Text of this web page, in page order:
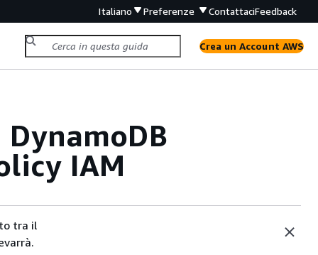
Italiano Preferenze ContattaciFeedback
Crea un Account AWS
IAM
tra il